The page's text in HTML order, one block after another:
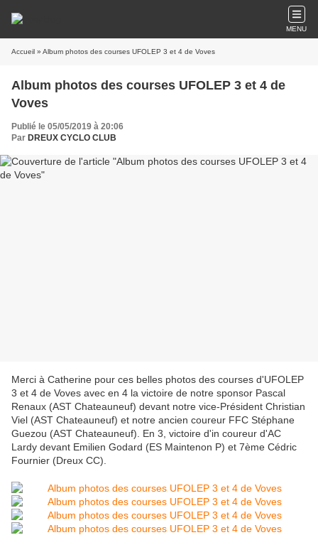
MENU
Accueil » Album photos des courses UFOLEP 3 et 4 de Voves
Album photos des courses UFOLEP 3 et 4 de
Voves
Publié le 05/05/2019 à 20:06
Par DREUX CYCLO CLUB
Merci à Catherine pour ces belles photos des courses d'UFOLEP
3 et 4 de Voves avec en 4 la victoire de notre sponsor Pascal
Renaux (AST Chateauneuf) devant notre vice-Président Christian
Viel (AST Chateauneuf) et notre ancien coureur FFC Stéphane
Guezou (AST Chateauneuf). En 3, victoire d'in coureur d'AC
Lardy devant Emilien Godard (ES Maintenon P) et 7ème Cédric
Fournier (Dreux CC).